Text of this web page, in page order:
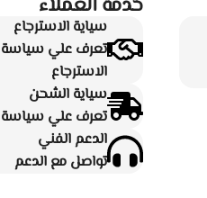
خدمة العملاء
سياية الاسترجاع
تعرف علي سياسة
الاسترجاع
سياية الشحن
تعرف علي سياسة
الدعم الفني
تواصل مع الدعم